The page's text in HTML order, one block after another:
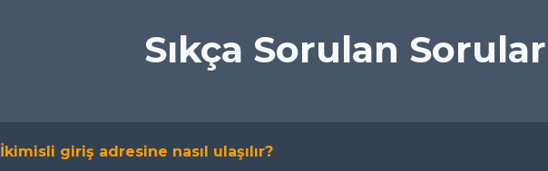
Sıkça Sorulan Sorular
İkimisli giriş adresine nasıl ulaşılır?